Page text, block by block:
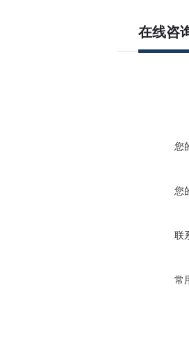
在线咨
您
您
联
常